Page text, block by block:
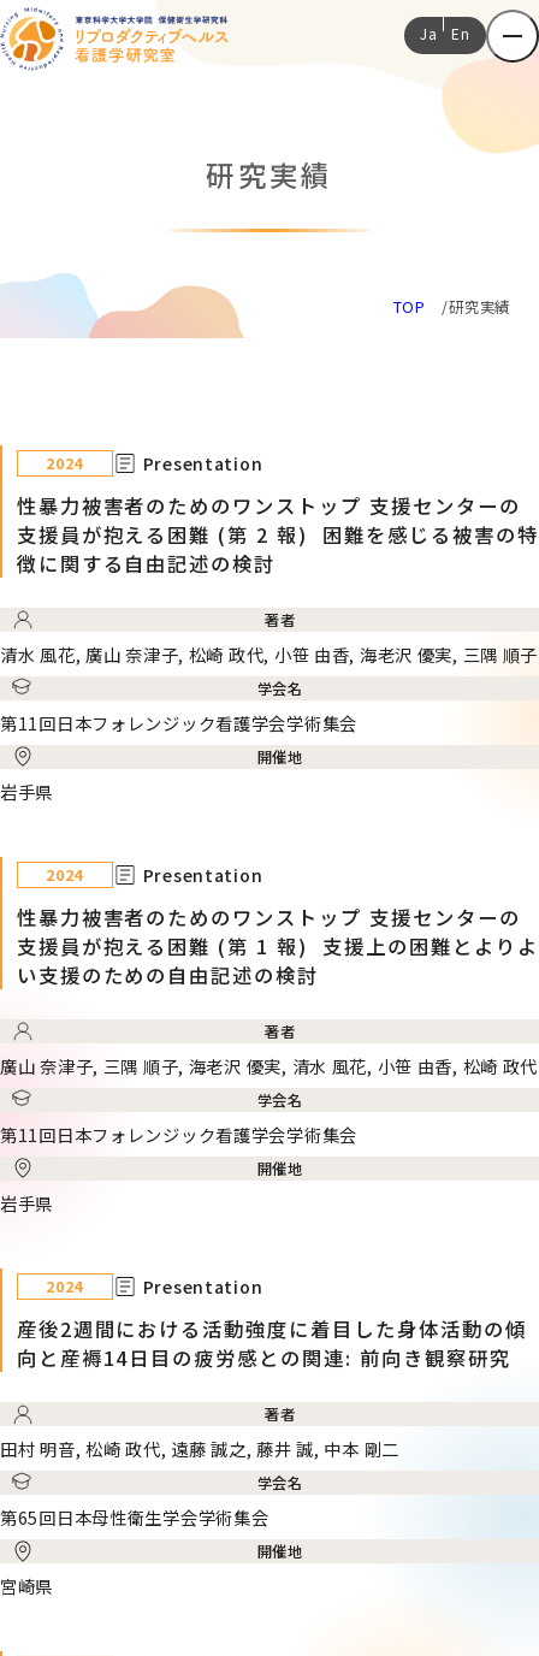
Ja En
研究実績
TOP 研究実績
2024 Presentation
性暴力被害者のためのワンストップ 支援センターの
支援員が抱える困難 (第 2 報) 困難を感じる被害の特
徴に関する自由記述の検討
著者
清水 風花, 廣山 奈津子, 松崎 政代, 小笹 由香, 海老沢 優実, 三隅 順子
学会名
第11回日本フォレンジック看護学会学術集会
開催地
岩手県
2024 Presentation
性暴力被害者のためのワンストップ 支援センターの
支援員が抱える困難 (第 1 報) 支援上の困難とよりよ
い支援のための自由記述の検討
著者
廣山 奈津子, 三隅 順子, 海老沢 優実, 清水 風花, 小笹 由香, 松崎 政代
学会名
第11回日本フォレンジック看護学会学術集会
開催地
岩手県
2024 Presentation
産後2週間における活動強度に着目した身体活動の傾
向と産褥14日目の疲労感との関連: 前向き観察研究
著者
田村 明音, 松崎 政代, 遠藤 誠之, 藤井 誠, 中本 剛二
学会名
第65回日本母性衛生学会学術集会
開催地
宮崎県